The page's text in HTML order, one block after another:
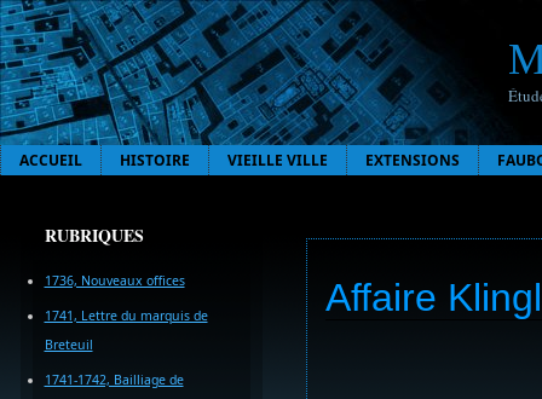
ACCUEIL HISTOIRE VIEILLE VILLE EXTENSIONS
RUBRIQUES
1736, Nouveaux offices
1741, Lettre du marquis de
Breteuil
1741-1742, Bailliage de
Affaire